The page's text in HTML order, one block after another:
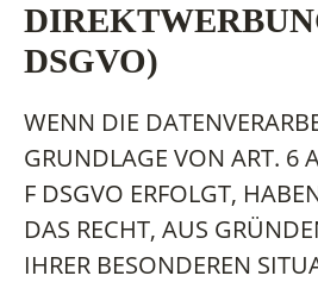
DSGVO)
WENN DIE
GRUNDLAGE VON ART. 6
F DSGVO ERFOLGT,
DAS RECHT, AUS
IHRER BESONDEREN